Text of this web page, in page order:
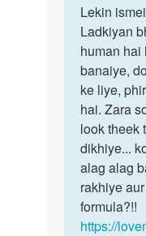
to
mai
kisi
se
baat
krne
by
raj
verma
Lekin
ismein
darr
ki
kya
baat
Lekin
Ladkiyan
human hai
banaiye,
ke liye,
hai. Zara
look theek
dikhiye...
alag alag
rakhiye
formula?!!
https://